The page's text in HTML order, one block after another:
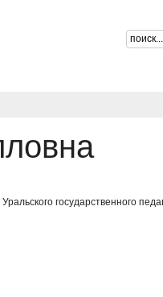
государственного